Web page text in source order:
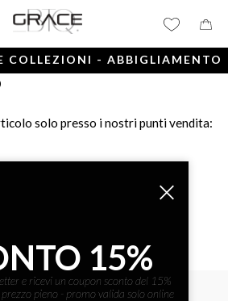
COLLEZIONI - ABBIGLIAMENTO
solo presso i nostri punti vendita:
ALA (GR) GRACE BTQ
15%
e ricevi un coupon sconto del 15%
pieno - promo valida solo online